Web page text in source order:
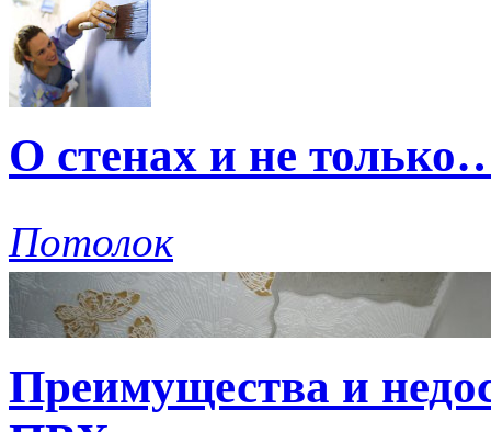
О стенах и не
Потолок
Преимущества и